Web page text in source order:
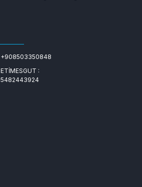
+908503350848
ETİMESGUT :
5482443924